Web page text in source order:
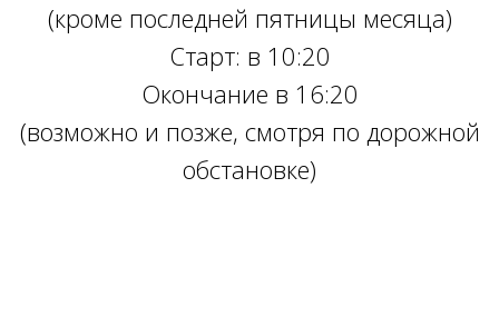
(кроме последней пятницы месяца)
Старт: в 10:20
Окончание в 16:20
(возможно и позже, смотря по дорожной
обстановке)